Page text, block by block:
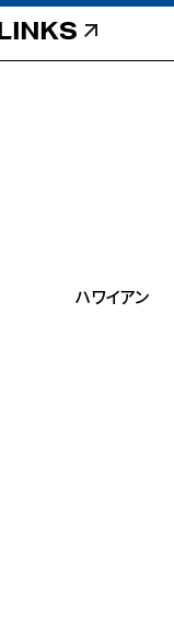
LINKS
ハワイアン